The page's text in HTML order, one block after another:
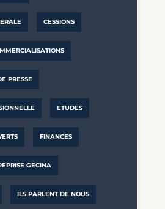
CESSIONS
PRESSE
ETUDES
FINANCES
GECINA
ILS PARLENT DE NOUS